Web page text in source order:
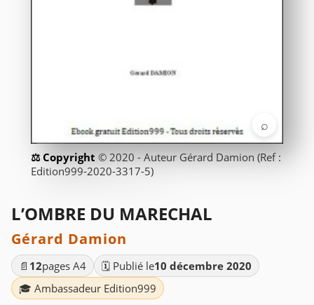
⌕
© 2020 - Auteur Gérard Damion (Ref :
Edition999-2020-3317-5)
L’OMBRE DU MARECHAL
Gérard Damion
📄 12pages A4 🗓️ Publié le10 décembre 2020
🎓 Ambassadeur Edition999